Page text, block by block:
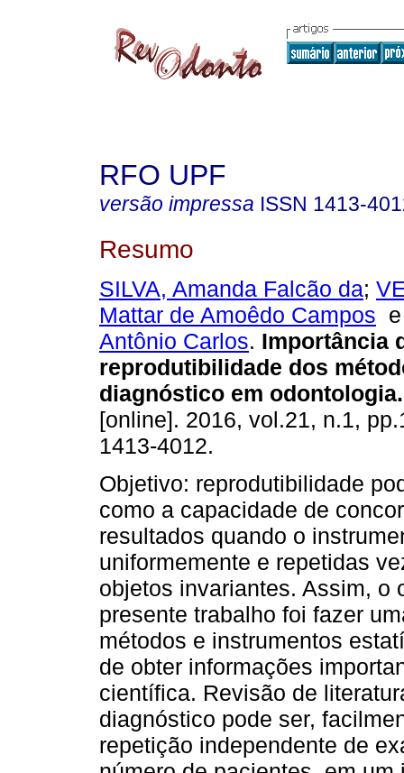
RFO UPF
versão impressa ISSN 1413-
Resumo
SILVA, Amanda Falcão da;
Mattar de Amoêdo Campos
Antônio Carlos. Importância
reprodutibilidade dos
diagnóstico em odontologia.
[online]. 2016, vol.21, n.1,
1413-4012.
Objetivo: reprodutibilidade
como a capacidade de
resultados quando o
uniformemente e repetidas
objetos invariantes. Assim, o
presente trabalho foi fazer
métodos e instrumentos
de obter informações
científica. Revisão de
diagnóstico pode ser,
repetição independente de